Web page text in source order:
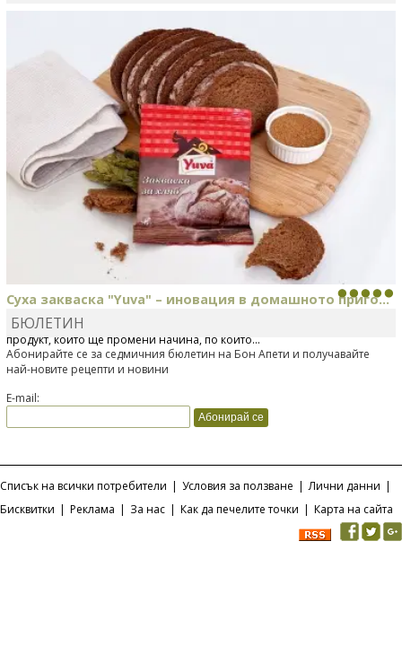
Суха закваска "Yuva" – иновация в домашното приго...
Отскоро Лесафр България стартира предлагането на изцяло нов
продукт, който ще промени начина, по който...
БЮЛЕТИН
Абонирайте се за седмичния бюлетин на Бон Апети и получавайте
най-новите рецепти и новини
E-mail:
Списък на всички потребители | Условия за ползване | Лични данни |
Бисквитки | Реклама | За нас | Как да печелите точки | Карта на сайта